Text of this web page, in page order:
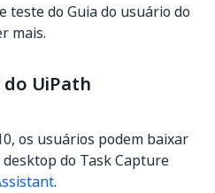
teste do Guia do usuário do
mais.
UiPath
os usuários podem baixar
do Task Capture
.